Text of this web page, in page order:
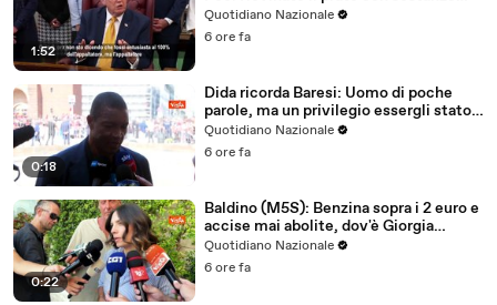
1:52
chimiche
Quotidiano Nazionale
6 ore fa
0:18
Dida ricorda Baresi: Uomo di poche
parole, ma un privilegio essergli stato
accanto
Quotidiano Nazionale
6 ore fa
0:22
Baldino (M5S): Benzina sopra i 2 euro e
accise mai abolite, dov'è Giorgia
Meloni?
Quotidiano Nazionale
6 ore fa